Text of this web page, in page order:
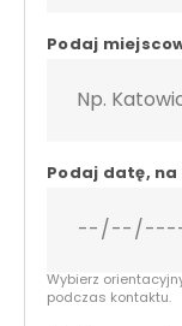
Podaj
Podaj datę,
Wybierz
podczas kontaktu.